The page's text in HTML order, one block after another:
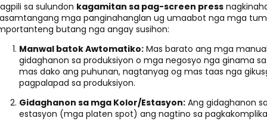
sa sulundon kagamitan sa pag-screen press
mga panginahanglan ug umaabot nga mga
butang nga angay susihon:
Manwal batok Awtomatiko: Mas barato ang mga
gidaghanon sa produksiyon o mga negosyo nga ginama
mas dako ang puhunan, nagtanyag og mas taas nga
pagpalapad sa produksiyon.
Gidaghanon sa mga Kolor/Estasyon: Ang gidaghanon
estasyon (mga platen spot) ang nagtino sa